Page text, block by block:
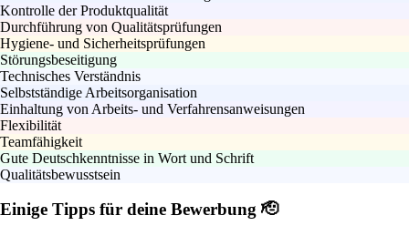
Kontrolle der Produktqualität
Durchführung von Qualitätsprüfungen
Hygiene- und Sicherheitsprüfungen
Störungsbeseitigung
Technisches Verständnis
Selbstständige Arbeitsorganisation
Einhaltung von Arbeits- und Verfahrensanweisungen
Flexibilität
Teamfähigkeit
Gute Deutschkenntnisse in Wort und Schrift
Qualitätsbewusstsein
Einige Tipps für deine Bewerbung 🫡